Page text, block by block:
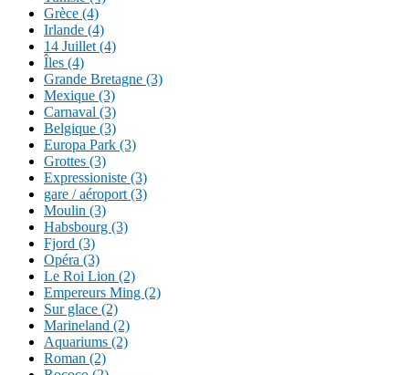
Grèce (4)
Irlande (4)
14 Juillet (4)
Îles (4)
Grande Bretagne (3)
Mexique (3)
Carnaval (3)
Belgique (3)
Europa Park (3)
Grottes (3)
Expressioniste (3)
gare / aéroport (3)
Moulin (3)
Habsbourg (3)
Fjord (3)
Opéra (3)
Le Roi Lion (2)
Empereurs Ming (2)
Sur glace (2)
Marineland (2)
Aquariums (2)
Roman (2)